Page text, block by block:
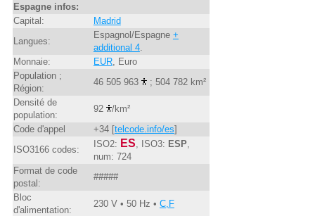
Espagne infos:
Capital:
Madrid
Langues:
Espagnol/Espagne +
additional 4.
Monnaie:
EUR, Euro
Population ;
Région:
46 505 963
; 504 782 km²
Densité de
population:
92
/km²
Code d'appel
+34 [telcode.info/es]
ISO3166 codes:
ISO2: ES , ISO3: ESP
num: 724
Format de code
postal:
#####
Bloc
d'alimentation:
230 V • 50 Hz • C,F